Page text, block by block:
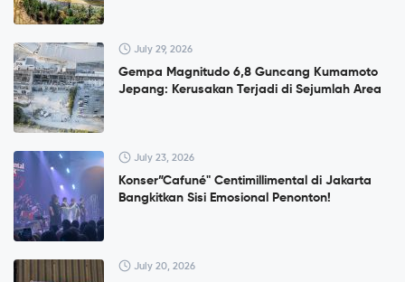
July 29, 2026
Gempa Magnitudo 6,8 Guncang Kumamoto
Jepang: Kerusakan Terjadi di Sejumlah Area
July 23, 2026
Konser”Cafuné" Centimillimental di Jakarta
Bangkitkan Sisi Emosional Penonton!
July 20, 2026